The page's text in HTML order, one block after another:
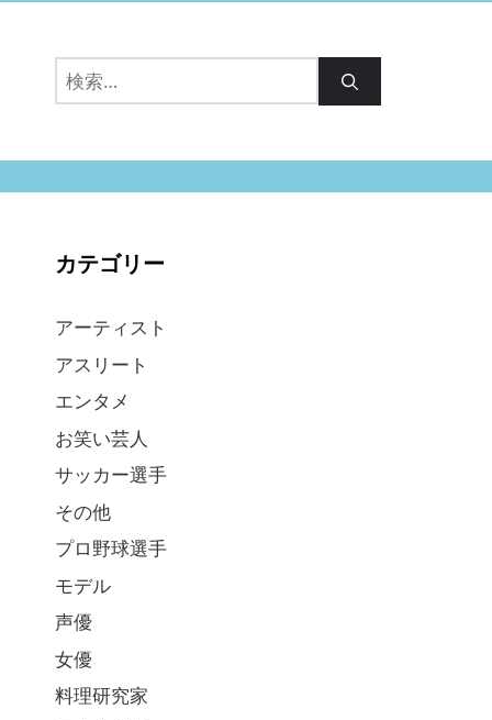
検
索:
カテゴリー
アーティスト
アスリート
エンタメ
お笑い芸人
サッカー選手
その他
プロ野球選手
モデル
声優
女優
料理研究家